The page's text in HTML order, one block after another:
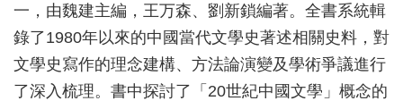
一，由魏建主編，王万森、劉新鎖編著。全書系統輯
錄了1980年以來的中國當代文學史著述相關史料，對
文學史寫作的理念建構、方法論演變及學術爭議進行
了深入梳理。書中探討了「20世紀中國文學」概念的